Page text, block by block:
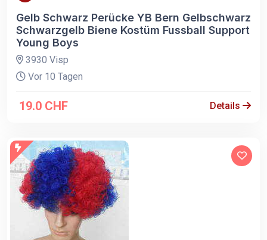
Gelb Schwarz Perücke YB Bern Gelbschwarz
Schwarzgelb Biene Kostüm Fussball Support
Young Boys
3930 Visp
Vor 10 Tagen
19.0 CHF Details